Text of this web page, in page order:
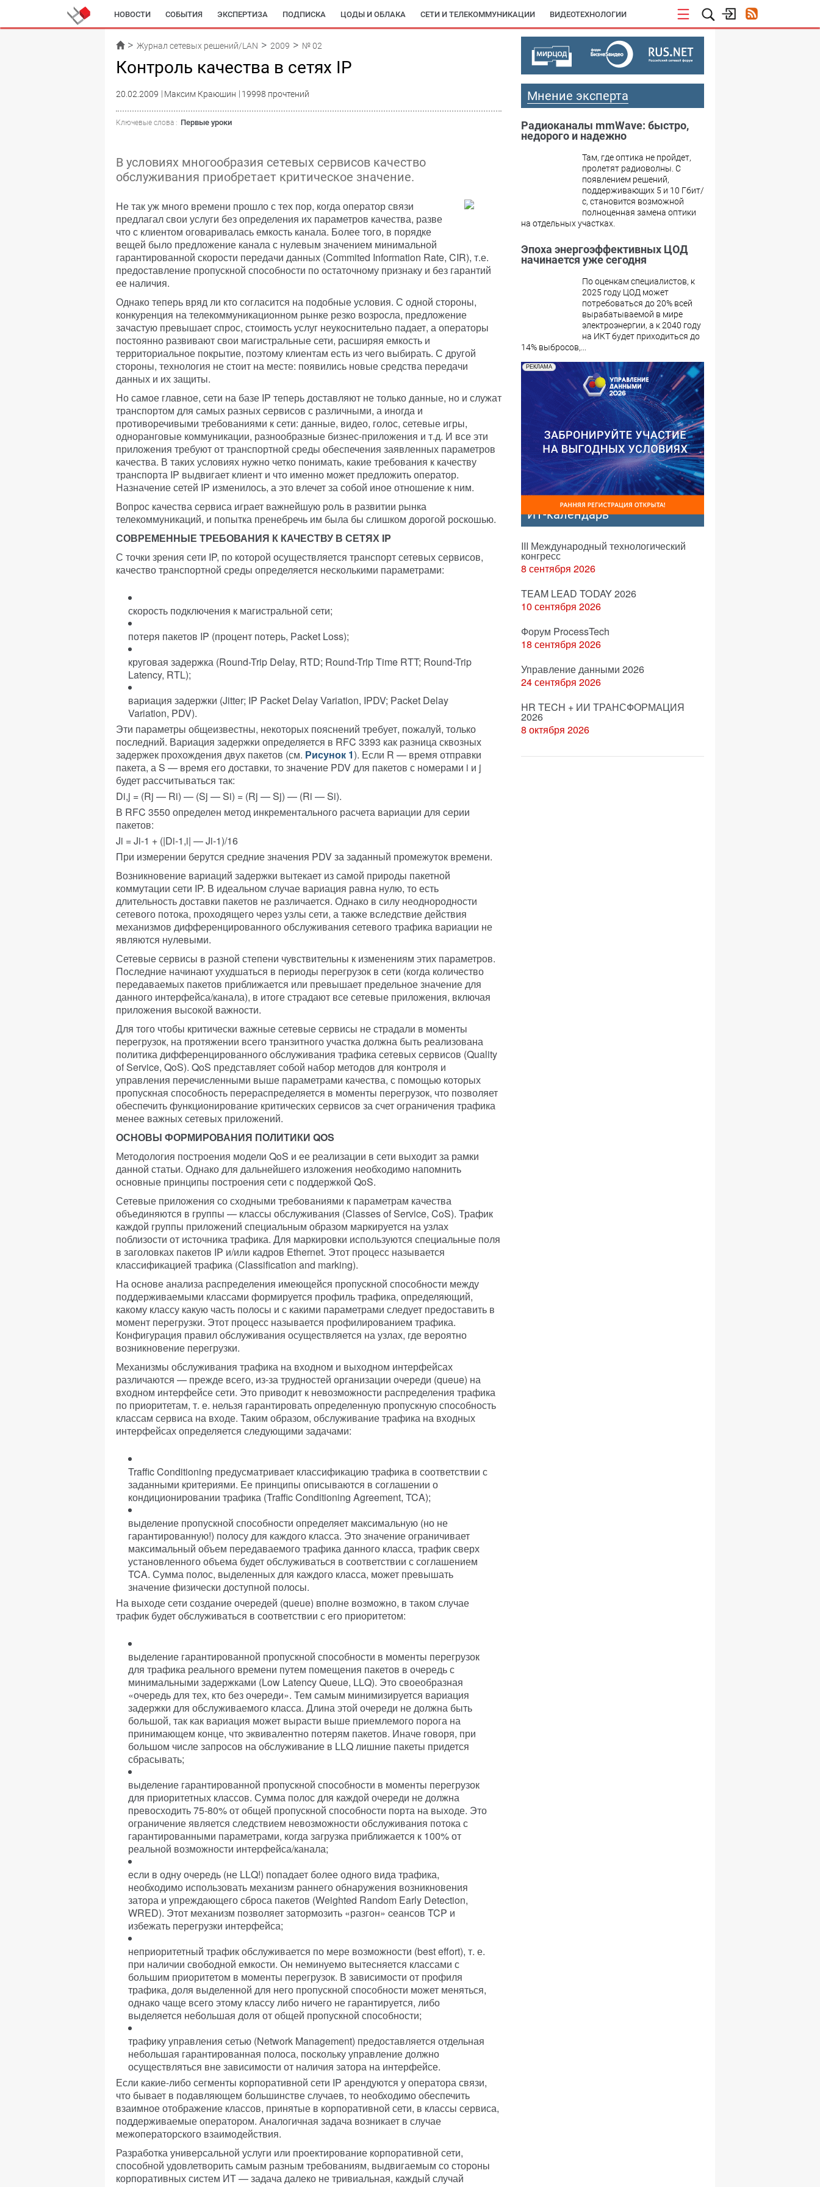
НОВОСТИ СОБЫТИЯ ЭКСПЕРТИЗА ПОДПИСКА ЦОДЫ И ОБЛАКА СЕТИ И ТЕЛЕКОММУНИКАЦИИ ВИДЕОТЕХНОЛОГИИ
Журнал сетевых решений/LAN 2009 № 02
Контроль качества в сетях IP
20.02.2009 Максим Краюшин 19998 прочтений
Ключевые слова : Первые уроки
В условиях многообразия сетевых сервисов качество
обслуживания приобретает критическое значение.
Не так уж много времени прошло с тех пор, когда оператор связи
предлагал свои услуги без определения их параметров качества, разве
что с клиентом оговаривалась емкость канала. Более того, в порядке
вещей было предложение канала с нулевым значением минимальной
гарантированной скорости передачи данных (Commited Information Rate, CIR), т.е.
предоставление пропускной способности по остаточному признаку и без гарантий
ее наличия.
Однако теперь вряд ли кто согласится на подобные условия. С одной стороны,
конкуренция на телекоммуникационном рынке резко возросла, предложение
зачастую превышает спрос, стоимость услуг неукоснительно падает, а операторы
постоянно развивают свои магистральные сети, расширяя емкость и
территориальное покрытие, поэтому клиентам есть из чего выбирать. С другой
стороны, технология не стоит на месте: появились новые средства передачи
данных и их защиты.
Но самое главное, сети на базе IP теперь доставляют не только данные, но и служат
транспортом для самых разных сервисов с различными, а иногда и
противоречивыми требованиями к сети: данные, видео, голос, сетевые игры,
одноранговые коммуникации, разнообразные бизнес-приложения и т.д. И все эти
приложения требуют от транспортной среды обеспечения заявленных параметров
качества. В таких условиях нужно четко понимать, какие требования к качеству
транспорта IP выдвигает клиент и что именно может предложить оператор.
Назначение сетей IP изменилось, а это влечет за собой иное отношение к ним.
Вопрос качества сервиса играет важнейшую роль в развитии рынка
телекоммуникаций, и попытка пренебречь им была бы слишком дорогой роскошью.
СОВРЕМЕННЫЕ ТРЕБОВАНИЯ К КАЧЕСТВУ В СЕТЯХ IP
С точки зрения сети IP, по которой осуществляется транспорт сетевых сервисов,
качество транспортной среды определяется несколькими параметрами:
скорость подключения к магистральной сети;
потеря пакетов IP (процент потерь, Рacket Loss);
круговая задержка (Round-Trip Delay, RTD; Round-Trip Time RTT; Round-Trip
Latency, RTL);
вариация задержки (Jitter; IP Packet Delay Variation, IPDV; Рacket Delay
Variation, PDV).
Эти параметры общеизвестны, некоторых пояснений требует, пожалуй, только
последний. Вариация задержки определяется в RFC 3393 как разница сквозных
задержек прохождения двух пакетов (см. Рисунок 1). Если R — время отправки
пакета, а S — время его доставки, то значение PDV для пакетов с номерами i и j
будет рассчитываться так:
Di,j = (Rj — Ri) — (Sj — Si) = (Rj — Sj) — (Ri — Si).
В RFC 3550 определен метод инкрементального расчета вариации для серии
пакетов:
Ji = Ji-1 + (|Di-1,i| — Ji-1)/16
При измерении берутся средние значения PDV за заданный промежуток времени.
Возникновение вариаций задержки вытекает из самой природы пакетной
коммутации сети IP. В идеальном случае вариация равна нулю, то есть
длительность доставки пакетов не различается. Однако в силу неоднородности
сетевого потока, проходящего через узлы сети, а также вследствие действия
механизмов дифференцированного обслуживания сетевого трафика вариации не
являются нулевыми.
Сетевые сервисы в разной степени чувствительны к изменениям этих параметров.
Последние начинают ухудшаться в периоды перегрузок в сети (когда количество
передаваемых пакетов приближается или превышает предельное значение для
данного интерфейса/канала), в итоге страдают все сетевые приложения, включая
приложения высокой важности.
Для того чтобы критически важные сетевые сервисы не страдали в моменты
перегрузок, на протяжении всего транзитного участка должна быть реализована
политика дифференцированного обслуживания трафика сетевых сервисов (Quality
of Service, QoS). QoS представляет собой набор методов для контроля и
управления перечисленными выше параметрами качества, с помощью которых
пропускная способность перераспределяется в моменты перегрузок, что позволяет
обеспечить функционирование критических сервисов за счет ограничения трафика
менее важных сетевых приложений.
ОСНОВЫ ФОРМИРОВАНИЯ ПОЛИТИКИ QOS
Методология построения модели QoS и ее реализации в сети выходит за рамки
данной статьи. Однако для дальнейшего изложения необходимо напомнить
основные принципы построения сети с поддержкой QoS.
Сетевые приложения со сходными требованиями к параметрам качества
объединяются в группы — классы обслуживания (Classes of Service, CoS). Трафик
каждой группы приложений специальным образом маркируется на узлах
поблизости от источника трафика. Для маркировки используются специальные поля
в заголовках пакетов IP и/или кадров Ethernet. Этот процесс называется
классификацией трафика (Classification and marking).
На основе анализа распределения имеющейся пропускной способности между
поддерживаемыми классами формируется профиль трафика, определяющий,
какому классу какую часть полосы и с какими параметрами следует предоставить в
момент перегрузки. Этот процесс называется профилированием трафика.
Конфигурация правил обслуживания осуществляется на узлах, где вероятно
возникновение перегрузки.
Механизмы обслуживания трафика на входном и выходном интерфейсах
различаются — прежде всего, из-за трудностей организации очереди (queue) на
входном интерфейсе сети. Это приводит к невозможности распределения трафика
по приоритетам, т. е. нельзя гарантировать определенную пропускную способность
классам сервиса на входе. Таким образом, обслуживание трафика на входных
интерфейсах определяется следующими задачами:
Traffic Conditioning предусматривает классификацию трафика в соответствии с
заданными критериями. Ее принципы описываются в соглашении о
кондиционировании трафика (Traffic Conditioning Agreement, TCA);
выделение пропускной способности определяет максимальную (но не
гарантированную!) полосу для каждого класса. Это значение ограничивает
максимальный объем передаваемого трафика данного класса, трафик сверх
установленного объема будет обслуживаться в соответствии с соглашением
TCA. Сумма полос, выделенных для каждого класса, может превышать
значение физически доступной полосы.
На выходе сети создание очередей (queue) вполне возможно, в таком случае
трафик будет обслуживаться в соответствии с его приоритетом:
выделение гарантированной пропускной способности в моменты перегрузок
для трафика реального времени путем помещения пакетов в очередь с
минимальными задержками (Low Latency Queue, LLQ). Это своеобразная
«очередь для тех, кто без очереди». Тем самым минимизируется вариация
задержки для обслуживаемого класса. Длина этой очереди не должна быть
большой, так как вариация может вырасти выше приемлемого порога на
принимающем конце, что эквивалентно потерям пакетов. Иначе говоря, при
большом числе запросов на обслуживание в LLQ лишние пакеты придется
сбрасывать;
выделение гарантированной пропускной способности в моменты перегрузок
для приоритетных классов. Сумма полос для каждой очереди не должна
превосходить 75-80% от общей пропускной способности порта на выходе. Это
ограничение является следствием невозможности обслуживания потока с
гарантированными параметрами, когда загрузка приближается к 100% от
реальной возможности интерфейса/канала;
если в одну очередь (не LLQ!) попадает более одного вида трафика,
необходимо использовать механизм раннего обнаружения возникновения
затора и упреждающего сброса пакетов (Weighted Random Early Detection,
WRED). Этот механизм позволяет затормозить «разгон» cеансов TCP и
избежать перегрузки интерфейса;
неприоритетный трафик обслуживается по мере возможности (best effort), т. е.
при наличии свободной емкости. Он неминуемо вытесняется классами с
большим приоритетом в моменты перегрузок. В зависимости от профиля
трафика, доля выделенной для него пропускной способности может меняться,
однако чаще всего этому классу либо ничего не гарантируется, либо
выделяется небольшая доля от общей пропускной способности;
трафику управления сетью (Network Management) предоставляется отдельная
небольшая гарантированная полоса, поскольку управление должно
осуществляться вне зависимости от наличия затора на интерфейсе.
Если какие-либо сегменты корпоративной сети IP арендуются у оператора связи,
что бывает в подавляющем большинстве случаев, то необходимо обеспечить
взаимное отображение классов, принятые в корпоративной сети, в классы сервиса,
поддерживаемые оператором. Аналогичная задача возникает в случае
межоператорского взаимодействия.
Разработка универсальной услуги или проектирование корпоративной сети,
способной удовлетворить самым разным требованиям, выдвигаемым со стороны
корпоративных систем ИТ — задача далеко не тривиальная, каждый случай
Мнение эксперта
Радиоканалы mmWave: быстро,
недорого и надежно
Там, где оптика не пройдет,
пролетят радиоволны. С
появлением решений,
поддерживающих 5 и 10 Гбит/
с, становится возможной
полноценная замена оптики
на отдельных участках.
Эпоха энергоэффективных ЦОД
начинается уже сегодня
По оценкам специалистов, к
2025 году ЦОД может
потребоваться до 20% всей
вырабатываемой в мире
электроэнергии, а к 2040 году
на ИКТ будет приходиться до
14% выбросов,...
РЕКЛАМА
ИТ-календарь
III Международный технологический
конгресс
8 сентября 2026
TEAM LEAD TODAY 2026
10 сентября 2026
Форум ProcessTech
18 сентября 2026
Управление данными 2026
24 сентября 2026
HR TECH + ИИ ТРАНСФОРМАЦИЯ
2026
8 октября 2026